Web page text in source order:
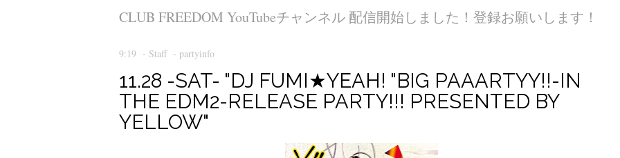
CLUB FREEDOM YouTubeチャンネル 配信開始しました！登録お願いします！
9:19 - Staff- partyinfo
11.28 -SAT- "DJ FUMI★YEAH! "BIG PAAARTYY!!-IN
THE EDM2-RELEASE PARTY!!! PRESENTED BY
YELLOW"